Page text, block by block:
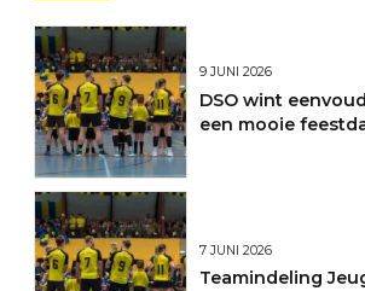
9 JUNI 2026
DSO wint
een mooie
7 JUNI 2026
Teamindeling